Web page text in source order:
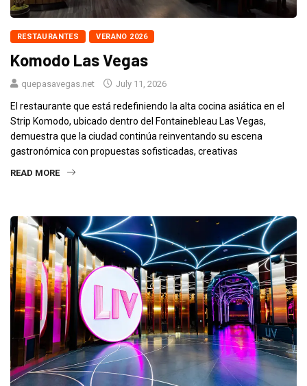
RESTAURANTES VERANO 2026
Komodo Las Vegas
quepasavegas.net July 11, 2026
El restaurante que está redefiniendo la alta cocina asiática en el
Strip Komodo, ubicado dentro del Fontainebleau Las Vegas,
demuestra que la ciudad continúa reinventando su escena
gastronómica con propuestas sofisticadas, creativas
READ MORE